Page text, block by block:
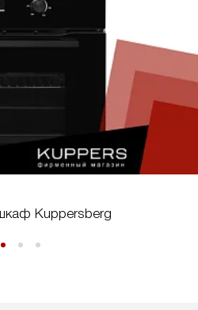
Kuppersberg